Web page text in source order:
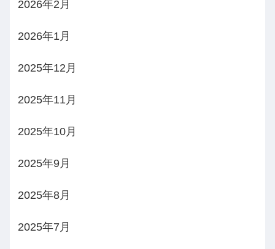
2026年2月
2026年1月
2025年12月
2025年11月
2025年10月
2025年9月
2025年8月
2025年7月